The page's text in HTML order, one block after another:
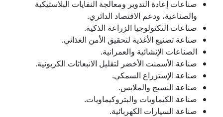
صناعات إعادة التدوير ومعالجة النفايات البلاستيكية
والصناعية، ودعم الاقتصاد الدائري.
صناعات التكنولوجيا الزراعة الذكية.
صناعة تصنيع الأغذية لتحقيق الأمن الغذائي.
الصناعات الإنشائية والعمرانية.
صناعة الأسمنت الأخضر لتقليل الانبعاثات الكربونية.
صناعة الإستزراع السمكي.
صناعة النسيج والملابس.
صناعة الكيماويات والبتروكيماويات.
صناعة السيارات الكهربائية.